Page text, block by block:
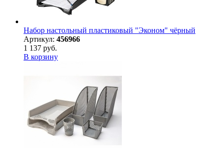
Набор настольный пластиковый "Эконом" чёрный
Артикул: 456966
1 137 руб.
В корзину